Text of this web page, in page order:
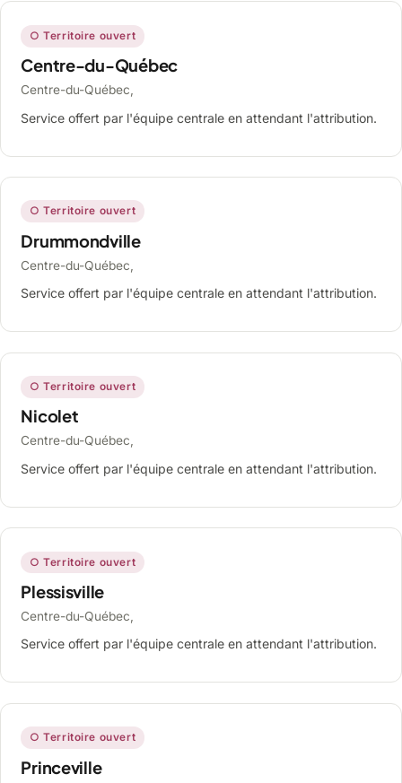
○ Territoire ouvert
Centre-du-Québec
Centre-du-Québec,
Service offert par l'équipe centrale en attendant l'attribution.
○ Territoire ouvert
Drummondville
Centre-du-Québec,
Service offert par l'équipe centrale en attendant l'attribution.
○ Territoire ouvert
Nicolet
Centre-du-Québec,
Service offert par l'équipe centrale en attendant l'attribution.
○ Territoire ouvert
Plessisville
Centre-du-Québec,
Service offert par l'équipe centrale en attendant l'attribution.
○ Territoire ouvert
Princeville